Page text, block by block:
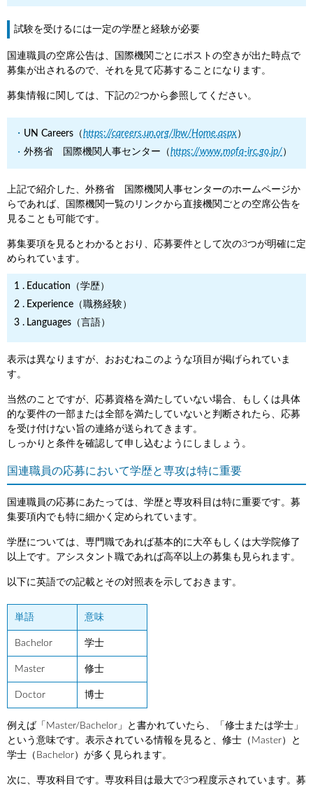
試験を受けるには一定の学歴と経験が必要
国連職員の空席公告は、国際機関ごとにポストの空きが出た時点で
募集が出されるので、それを見て応募することになります。
募集情報に関しては、下記の2つから参照してください。
UN Careers（https://careers.un.org/lbw/Home.aspx）
外務省 国際機関人事センター（https://www.mofa-irc.go.jp/ ）
上記で紹介した、外務省 国際機関人事センターのホームページか
らであれば、国際機関一覧のリンクから直接機関ごとの空席公告を
見ることも可能です。
募集要項を見るとわかるとおり、応募要件として次の3つが明確に定
められています。
Education（学歴）
Experience（職務経験）
Languages（言語）
表示は異なりますが、おおむねこのような項目が掲げられていま
す。
当然のことですが、応募資格を満たしていない場合、もしくは具体
的な要件の一部または全部を満たしていないと判断されたら、応募
を受け付けない旨の連絡が送られてきます。
しっかりと条件を確認して申し込むようにしましょう。
国連職員の応募において学歴と専攻は特に重要
国連職員の応募にあたっては、学歴と専攻科目は特に重要です。募
集要項内でも特に細かく定められています。
学歴については、専門職であれば基本的に大卒もしくは大学院修了
以上です。アシスタント職であれば高卒以上の募集も見られます。
以下に英語での記載とその対照表を示しておきます。
単語 意味
Bachelor 学士
Master 修士
Doctor 博士
例えば「Master/Bachelor」と書かれていたら、「修士または学士」
という意味です。表示されている情報を見ると、修士（Master）と
学士（Bachelor）が多く見られます。
次に、専攻科目です。専攻科目は最大で3つ程度示されています。募